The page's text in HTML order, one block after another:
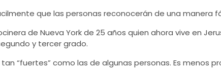
que las personas reconocerán de una manera
de Nueva York de 25 años quien ahora vive en
y tercer grado.
“fuertes” como las de algunas personas. Es menos